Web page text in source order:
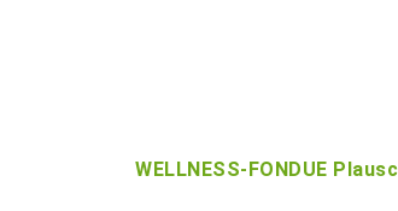
WELLNESS-FONDUE